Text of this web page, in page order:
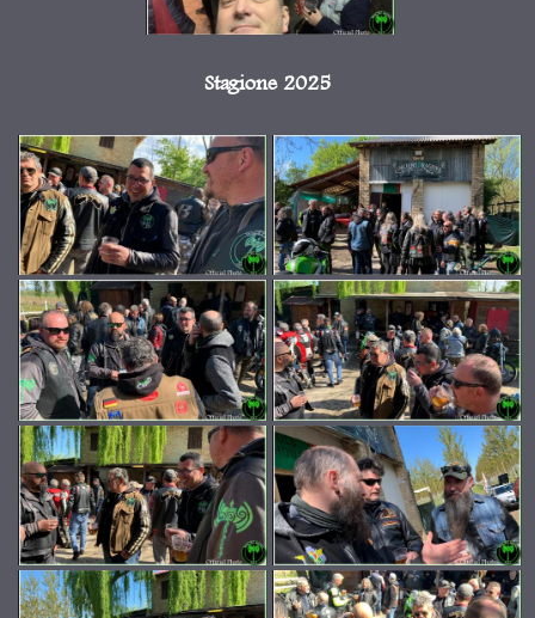
Stagione 2025